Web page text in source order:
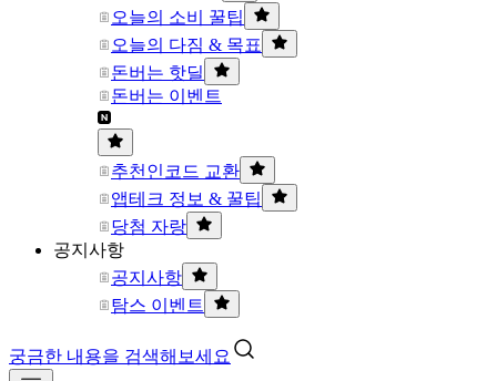
오늘의 소비 꿀팁
오늘의 다짐 & 목표
돈버는 핫딜
돈버는 이벤트
추천인코드 교환
앱테크 정보 & 꿀팁
당첨 자랑
공지사항
공지사항
탐스 이벤트
궁금한 내용을 검색해보세요